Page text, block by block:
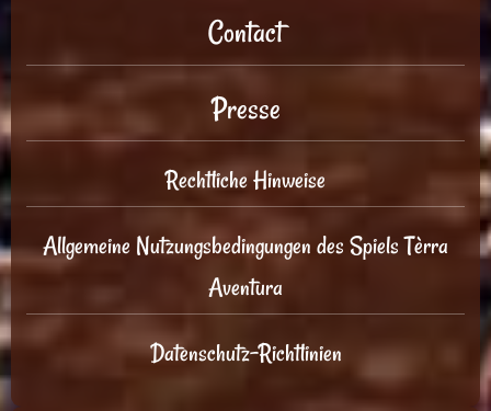
Contact
Presse
Rechtliche Hinweise
Allgemeine Nutzungsbedingungen des Spiels Tèrra
Aventura
Datenschutz-Richtlinien